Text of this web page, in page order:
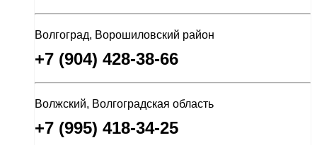
Волгоград, Ворошиловский район
+7 (904) 428-38-66
Волжский, Волгоградская область
+7 (995) 418-34-25